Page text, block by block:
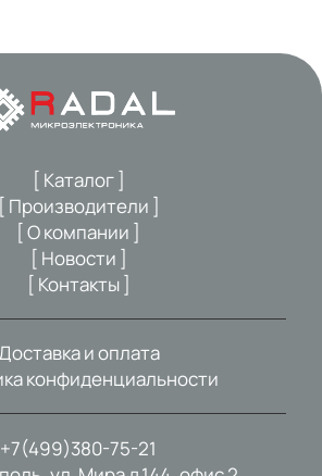
+7(499)380-75-21
[ Каталог ]
[ Производители ]
[ О компании ]
[ Новости ]
[ Контакты ]
и оплата
конфиденциальности